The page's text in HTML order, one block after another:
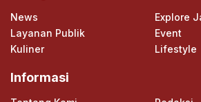
News
Explore
Layanan Publik
Event
Kuliner
Lifestyle
Informasi